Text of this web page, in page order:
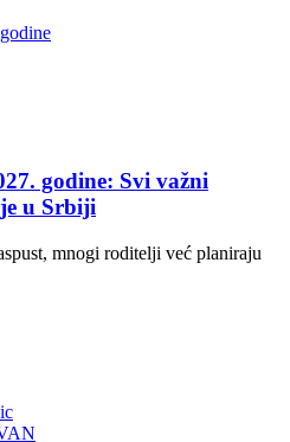
godine: Svi važni
u Srbiji
mnogi roditelji već planiraju